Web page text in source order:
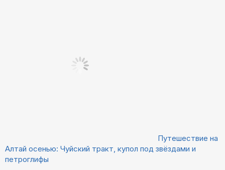
Путешествие на
Алтай осенью: Чуйский тракт, купол под звёздами и
петроглифы